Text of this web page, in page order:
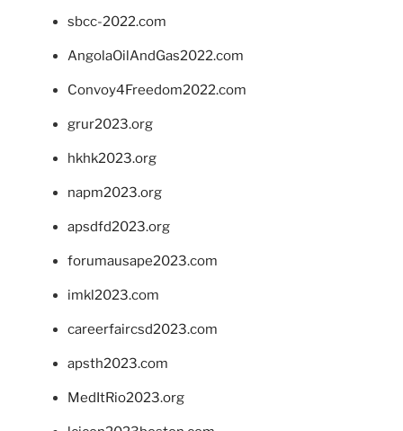
sbcc-2022.com
AngolaOilAndGas2022.com
Convoy4Freedom2022.com
grur2023.org
hkhk2023.org
napm2023.org
apsdfd2023.org
forumausape2023.com
imkl2023.com
careerfaircsd2023.com
apsth2023.com
MedItRio2023.org